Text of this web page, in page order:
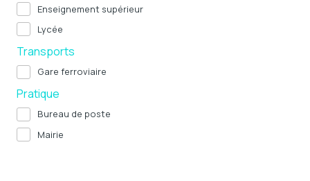
Enseignement supérieur
Lycée
Transports
Gare ferroviaire
Pratique
Bureau de poste
Mairie